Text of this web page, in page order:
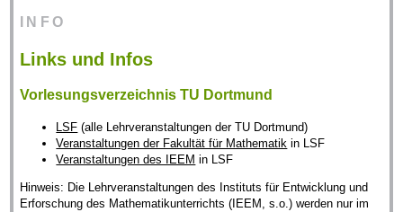
INFO
Links und Infos
Vorlesungsverzeichnis TU Dortmund
LSF (alle Lehrveranstaltungen der TU Dortmund)
Veranstaltungen der Fakultät für Mathematik in LSF
Veranstaltungen des IEEM in LSF
Hinweis: Die Lehrveranstaltungen des Instituts für Entwicklung und
Erforschung des Mathematikunterrichts (IEEM, s.o.) werden nur im